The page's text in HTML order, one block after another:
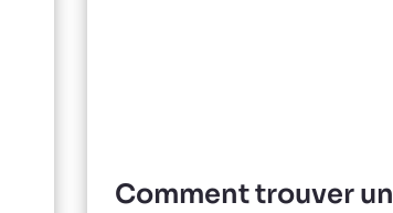
Comment trouver un